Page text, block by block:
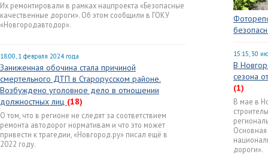
Их ремонтировали в рамках нацпроекта «Безопасные
качественные дороги». Об этом сообщили в ГОКУ
«Новгородавтодор».
18:00, 1 февраля 2024 года
Заниженная обочина стала причиной
смертельного ДТП в Старорусском районе.
Возбуждено уголовное дело в отношении
должностных лиц (18)
О том, что в регионе не следят за соответствием
ремонта автодорог нормативам и что это может
привести к трагедии, «Новгород.ру» писал ещё в
2022 году.
15:15, 30
В
сезона
(1)
В мае в
дороги».